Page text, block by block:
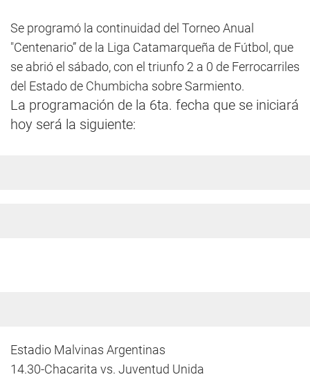
Se programó la continuidad del Torneo Anual
"Centenario” de la Liga Catamarqueña de Fútbol, que
se abrió el sábado, con el triunfo 2 a 0 de Ferrocarriles
del Estado de Chumbicha sobre Sarmiento.
La programación de la 6ta. fecha que se iniciará
hoy será la siguiente:
Estadio Malvinas Argentinas
14.30-Chacarita vs. Juventud Unida